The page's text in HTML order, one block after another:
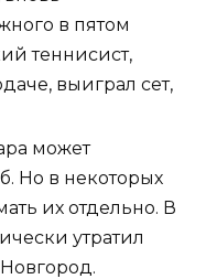
в пятом
теннисист,
выиграл сет,
может
Но в некоторых
их отдельно. В
утратил